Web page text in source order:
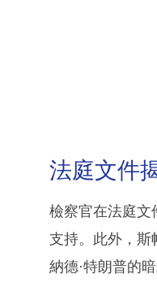
法庭文件
檢察官在法庭文
支持。此外，斯
納德·特朗普的